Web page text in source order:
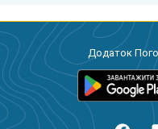
Додаток